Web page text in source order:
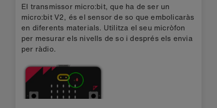
El transmissor micro:bit, que ha de ser un
micro:bit V2, és el sensor de so que embolicaràs
en diferents materials. Utilitza el seu micròfon
per mesurar els nivells de so i després els envia
per ràdio.